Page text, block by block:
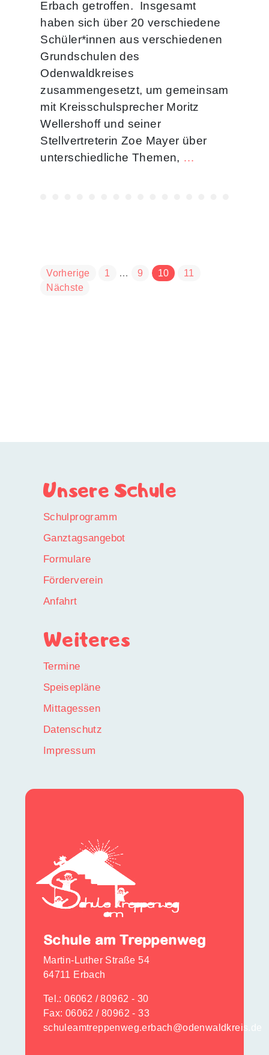
Erbach getroffen. Insgesamt
haben sich über 20 verschiedene
Schüler*innen aus verschiedenen
Grundschulen des
Odenwaldkreises
zusammengesetzt, um gemeinsam
mit Kreisschulsprecher Moritz
Wellershoff und seiner
Stellvertreterin Zoe Mayer über
unterschiedliche Themen, …
der
Beiträge
Vorherige 1 … 9 10
11
Nächste
Unsere Schule
Schulprogramm
Ganztagsangebot
Formulare
Förderverein
Anfahrt
Weiteres
Termine
Speisepläne
Mittagessen
Datenschutz
Impressum
Schule am Treppenweg
Martin-Luther Straße 54
64711 Erbach
Tel.:06062 / 80962 - 30
Fax: 06062 / 80962 - 33
schuleamtreppenweg.erbach@odenwaldkreis.de